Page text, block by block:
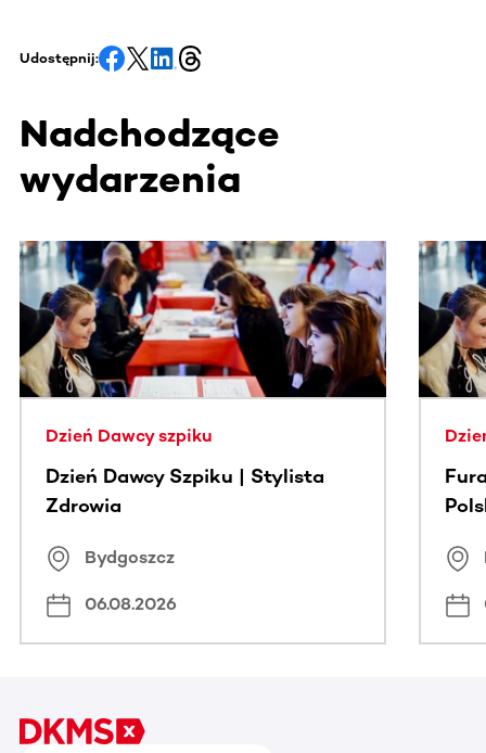
Udostępnij:
Nadchodzące
wydarzenia
Ta sekcja zawiera treści przewijane w poziomie. Użyj
Dzień Dawcy szpiku
Dzień Dawcy Szpiku | Stylista
Zdrowia
Bydgoszcz
06.08.2026